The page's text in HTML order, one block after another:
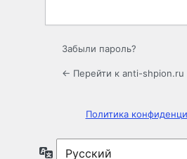
Забыли пароль?
← Перейти к anti-shpion.ru
Политика
Язык